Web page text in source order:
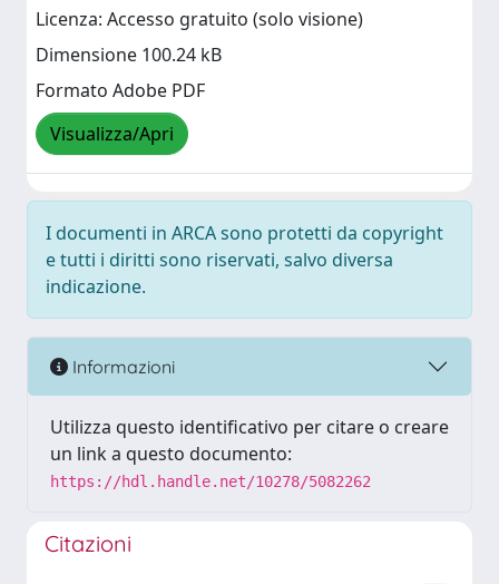
Licenza: Accesso gratuito (solo visione)
Dimensione 100.24 kB
Formato Adobe PDF
Visualizza/Apri
I documenti in ARCA sono protetti da copyright
e tutti i diritti sono riservati, salvo diversa
indicazione.
Informazioni
Utilizza questo identificativo per citare o creare
un link a questo documento:
https://hdl.handle.net/10278/5082262
Citazioni